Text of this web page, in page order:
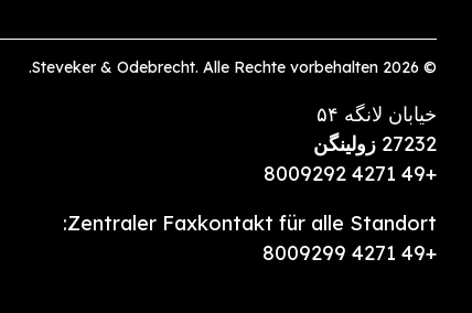
© 2026 Steveker & Odebrecht. Alle Rechte vorbehalten.
خیابان لانگه ۵۴
27232 زولینگن
+49 4271 8009292
Zentraler Faxkontakt für alle Standort:
+49 4271 8009299